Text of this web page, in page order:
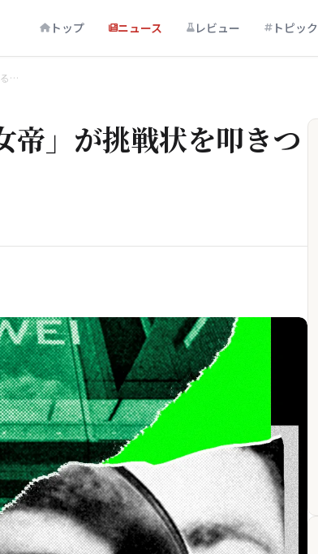
トップ ニュース レビュー トピック
る…
帝」が挑戦状を叩きつ